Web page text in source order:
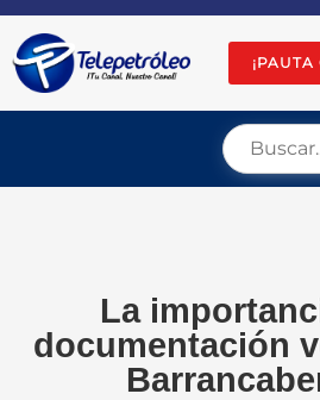
La
documentación